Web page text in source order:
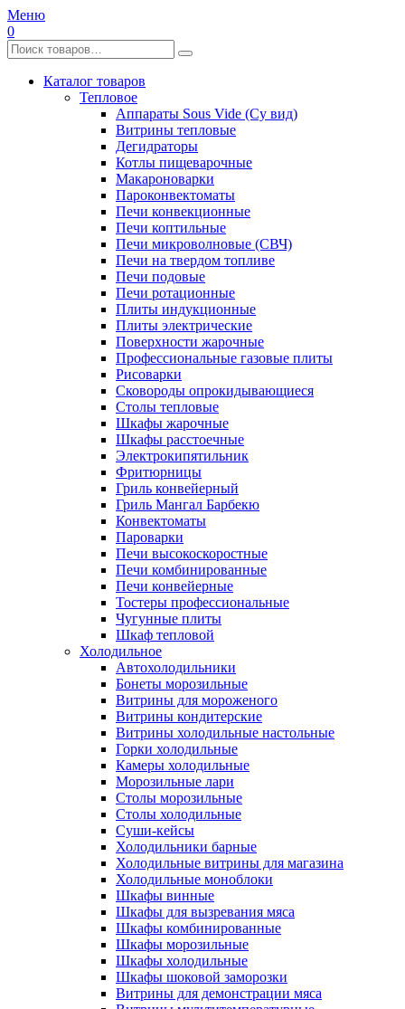
Меню
0
Каталог товаров
Тепловое
Аппараты Sous Vide (Су вид)
Витрины тепловые
Дегидраторы
Котлы пищеварочные
Макароноварки
Пароконвектоматы
Печи конвекционные
Печи коптильные
Печи микроволновые (СВЧ)
Печи на твердом топливе
Печи подовые
Печи ротационные
Плиты индукционные
Плиты электрические
Поверхности жарочные
Профессиональные газовые плиты
Рисоварки
Сковороды опрокидывающиеся
Столы тепловые
Шкафы жарочные
Шкафы расстоечные
Электрокипятильник
Фритюрницы
Гриль конвейерный
Гриль Мангал Барбекю
Конвектоматы
Пароварки
Печи высокоскоростные
Печи комбинированные
Печи конвейерные
Тостеры профессиональные
Чугунные плиты
Шкаф тепловой
Холодильное
Автохолодильники
Бонеты морозильные
Витрины для мороженого
Витрины кондитерские
Витрины холодильные настольные
Горки холодильные
Камеры холодильные
Морозильные лари
Столы морозильные
Столы холодильные
Суши-кейсы
Холодильники барные
Холодильные витрины для магазина
Холодильные моноблоки
Шкафы винные
Шкафы для вызревания мяса
Шкафы комбинированные
Шкафы морозильные
Шкафы холодильные
Шкафы шоковой заморозки
Витрины для демонстрации мяса